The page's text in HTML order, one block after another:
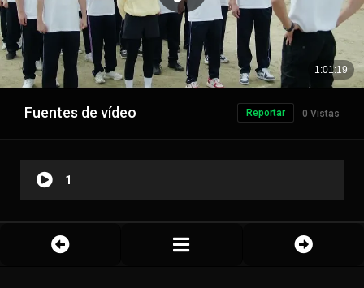
Fuentes de vídeo 0 Vistas
Reportar
1